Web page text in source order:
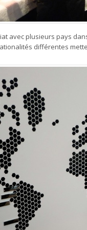
avec plusieurs pays
différentes